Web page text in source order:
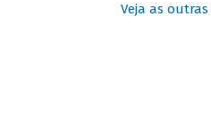
Veja as